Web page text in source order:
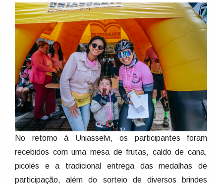
No retorno à Uniasselvi, os participantes foram
recebidos com uma mesa de frutas, caldo de cana,
picolés e a tradicional entrega das medalhas de
participação, além do sorteio de diversos brindes